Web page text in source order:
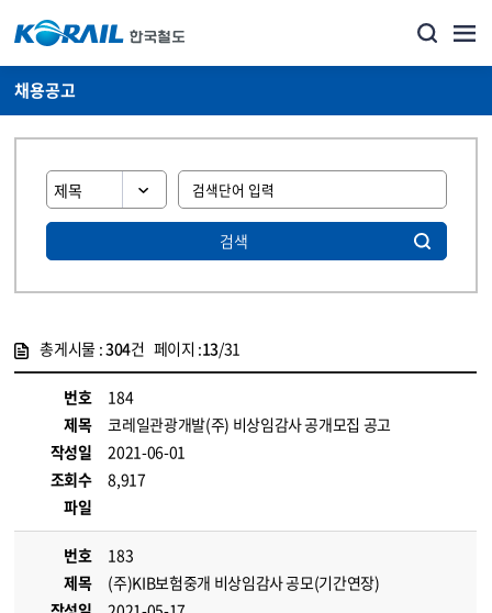
채용공고
검색
총게시물 :304건 페이지 :13/31
번호
184
제목
코레일관광개발(주) 비상임감사 공개모집 공고
작성일
2021-06-01
조회수
8,917
파일
번호
183
제목
(주)KIB보험중개 비상임감사 공모(기간연장)